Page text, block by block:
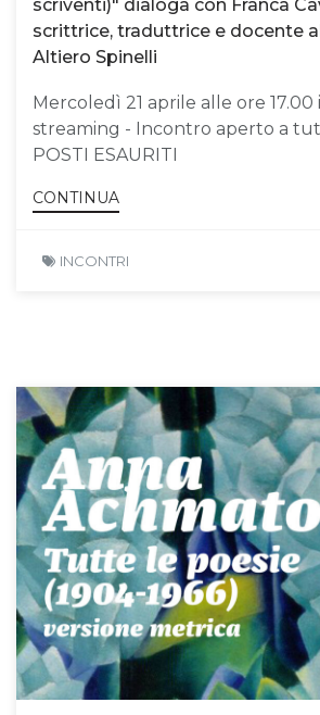
scriventi)" dialoga con Franca
scrittrice, traduttrice e docente
Altiero Spinelli
Mercoledì 21 aprile alle ore
streaming - Incontro aperto a
POSTI ESAURITI
CONTINUA
INCONTRI